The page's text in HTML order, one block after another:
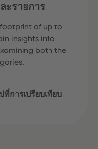
ะรายการ
of up to
insights into
both the
ที่การเปรียบเทียบ